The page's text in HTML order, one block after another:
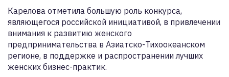
Карелова отметила большую роль конкурса,
являющегося российской инициативой, в привлечении
внимания к развитию женского
предпринимательства в Азиатско-Тихоокеанском
регионе, в поддержке и распространении лучших
женских бизнес-практик.